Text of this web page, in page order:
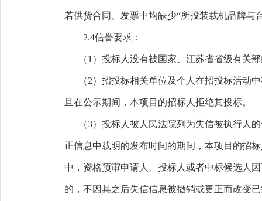
若供货合同、发票中均缺少“所投装载机品牌与
2.4信誉要求：
（1）投标人没有被国家、江苏省省级有关
（2） 招投标相关单位及个人在招投标活动
且在公示期间，本项目的招标人拒绝其投标。
（3）投标人被人民法院列为失信被执行人
正信息中载明的发布时间的期间，本项目的招
中，资格预审申请人、投标人或者中标候选人
的，不因其之后失信信息被撤销或更正而改变